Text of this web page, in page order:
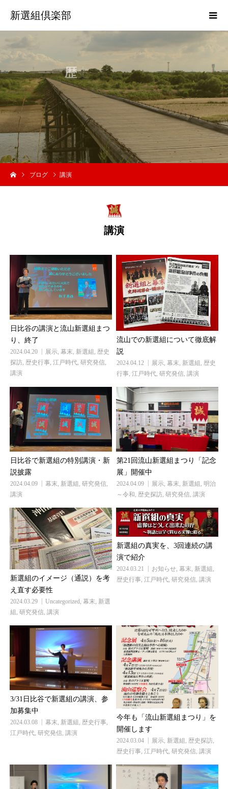
新選組倶楽部
歴史活動の
ブログ 講演
講演
日比谷の講演と流山新選組まつ
り、終了
2024.04.20 展示, 幕末, 新選組 , 歴史
探訪, 歴史行事, 江戸時代, 研究発信,
講演
流山での新選組について徹底解
説
2024.04.12 展示 幕末 新選組 歴史
行事 江戸時代 研究発信 講演
日比谷で新選組の特別講演・新
説披露
2024.04.09 幕末, 新選組 , 研究発信,
講演
第21回流山新選組まつり「記念
展」開催中
2024.04.09 展示, 幕末, 新選組 , 明治
～令和, 歴史探訪, 研究発信, 講演
新選組のイメージ（通説）を考
え直す必要性
2024.03.29 Uncategorized 幕末 新選
組 研究発信 講演
新選組の真実を、3回連続の講
演で紹介
2024.03.21 お知らせ, 幕末, 新選組,
歴史行事, 江戸時代, 研究発信, 講演
3/31日比谷で新選組の講演、参
加募集中
2024.03.08 幕末, 新選組, 歴史行事,
江戸時代, 研究発信, 講演
今年も「流山新選組まつり」を
開催します
2024.03.04 展示, 新選組 , 歴史探訪,
歴史行事, 江戸時代, 研究発信, 講演